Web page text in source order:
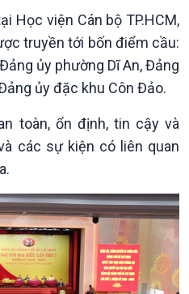
Thế giới
Tin thế giới
Vấn đề quốc tế
Hồ sơ sự kiện quốc tế
Học viện Cán bộ TP.HCM,
truyền tới bốn điểm cầu:
ủy phường Dĩ An, Đảng
ủy đặc khu Côn Đảo.
toàn, ổn định, tin cậy và
các sự kiện có liên quan